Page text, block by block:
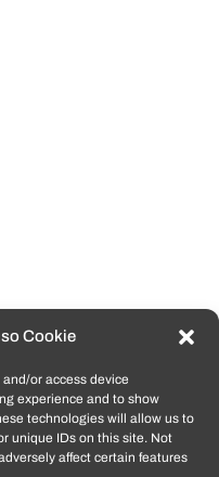
Cookie
or access device
experience and to show
technologies will allow us to
unique IDs on this site. Not
affect certain features